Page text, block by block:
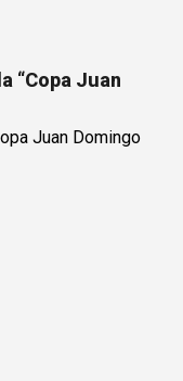
“Copa Juan